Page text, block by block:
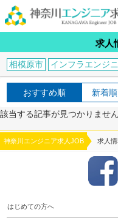
求人
相模原市 インフラエンジ
おすすめ順 新着順
該当する記事が見つかりません
神奈川エンジニア求人JOB 求人情
はじめての方へ